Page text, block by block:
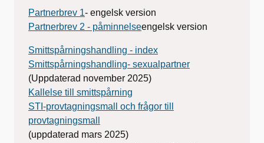
Partnerbrev 1- engelsk version
Partnerbrev 2 - påminnelseengelsk version
Smittspårningshandling - index
Smittspårningshandling- sexualpartner
(Uppdaterad november 2025)
Kallelse till smittspårning
STI-provtagningsmall och frågor till
provtagningsmall
(uppdaterad mars 2025)